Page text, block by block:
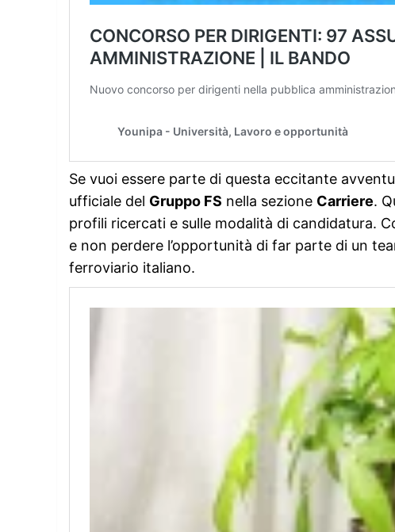
Se vuoi essere parte di questa eccitante
ufficiale del Gruppo FS nella sezione Carriere.
profili ricercati e sulle modalità di candidatura.
e non perdere l’opportunità di far parte di un
ferroviario italiano.